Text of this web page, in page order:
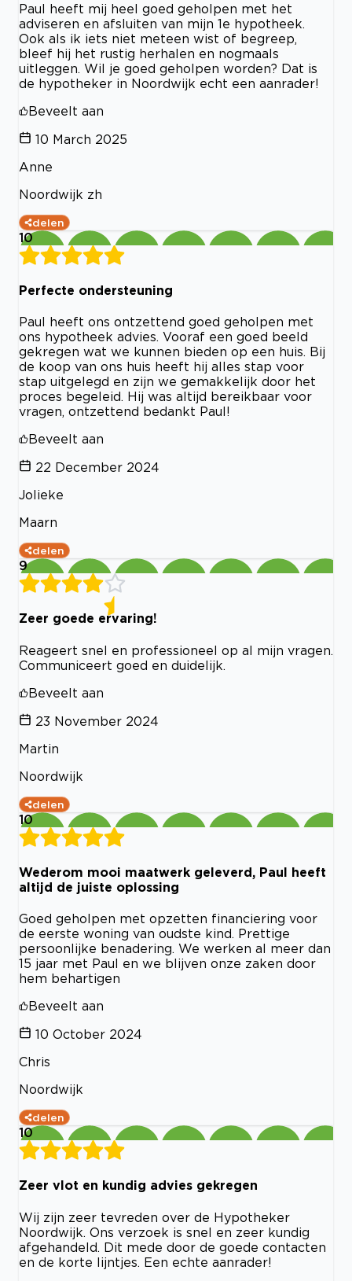
Paul heeft mij heel goed geholpen met het
adviseren en afsluiten van mijn 1e hypotheek.
Ook als ik iets niet meteen wist of begreep,
bleef hij het rustig herhalen en nogmaals
uitleggen. Wil je goed geholpen worden? Dat is
de hypotheker in Noordwijk echt een aanrader!
Beveelt aan
10 March 2025
Anne
Noordwijk zh
delen
10
Perfecte ondersteuning
Paul heeft ons ontzettend goed geholpen met
ons hypotheek advies. Vooraf een goed beeld
gekregen wat we kunnen bieden op een huis. Bij
de koop van ons huis heeft hij alles stap voor
stap uitgelegd en zijn we gemakkelijk door het
proces begeleid. Hij was altijd bereikbaar voor
vragen, ontzettend bedankt Paul!
Beveelt aan
22 December 2024
Jolieke
Maarn
delen
9
Zeer goede ervaring!
Reageert snel en professioneel op al mijn vragen.
Communiceert goed en duidelijk.
Beveelt aan
23 November 2024
Martin
Noordwijk
delen
10
Wederom mooi maatwerk geleverd, Paul heeft
altijd de juiste oplossing
Goed geholpen met opzetten financiering voor
de eerste woning van oudste kind. Prettige
persoonlijke benadering. We werken al meer dan
15 jaar met Paul en we blijven onze zaken door
hem behartigen
Beveelt aan
10 October 2024
Chris
Noordwijk
delen
10
Zeer vlot en kundig advies gekregen
Wij zijn zeer tevreden over de Hypotheker
Noordwijk. Ons verzoek is snel en zeer kundig
afgehandeld. Dit mede door de goede contacten
en de korte lijntjes. Een echte aanrader!